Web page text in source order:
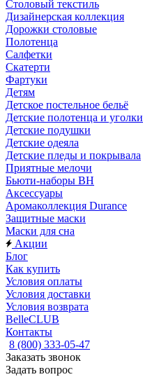
Столовый текстиль
Дизайнерская коллекция
Дорожки столовые
Полотенца
Салфетки
Скатерти
Фартуки
Детям
Детское постельное бельё
Детские полотенца и уголки
Детские подушки
Детские одеяла
Детские пледы и покрывала
Приятные мелочи
Бьюти-наборы ВН
Аксессуары
Аромаколлекция Durance
Защитные маски
Маски для сна
Акции
Блог
Как купить
Условия оплаты
Условия доставки
Условия возврата
BelleCLUB
Контакты
8 (800) 333-05-47
Заказать звонок
Задать вопрос